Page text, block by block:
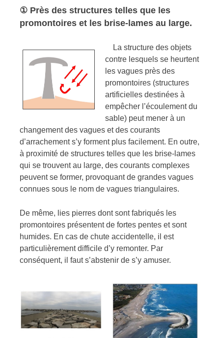
① Près des structures telles que les
promontoires et les brise-lames au large.
La structure des objets
contre lesquels se heurtent
les vagues près des
promontoires (structures
artificielles destinées à
empêcher l’écoulement du
sable) peut mener à un
changement des vagues et des courants
d’arrachement s’y forment plus facilement. En outre,
à proximité de structures telles que les brise-lames
qui se trouvent au large, des courants complexes
peuvent se former, provoquant de grandes vagues
connues sous le nom de vagues triangulaires.
De même, lies pierres dont sont fabriqués les
promontoires présentent de fortes pentes et sont
humides. En cas de chute accidentelle, il est
particulièrement difficile d’y remonter. Par
conséquent, il faut s’abstenir de s’y amuser.